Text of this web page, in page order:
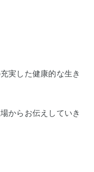
実した健康的な生き
からお伝えしていき